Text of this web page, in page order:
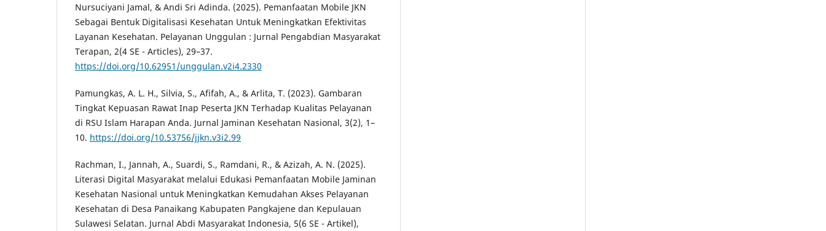
Nursuciyani Jamal, & Andi Sri Adinda. (2025). Pemanfaatan Mobile JKN
Sebagai Bentuk Digitalisasi Kesehatan Untuk Meningkatkan Efektivitas
Layanan Kesehatan. Pelayanan Unggulan : Jurnal Pengabdian Masyarakat
Terapan, 2(4 SE - Articles), 29–37.
https://doi.org/10.62951/unggulan.v2i4.2330
Pamungkas, A. L. H., Silvia, S., Afifah, A., & Arlita, T. (2023). Gambaran
Tingkat Kepuasan Rawat Inap Peserta JKN Terhadap Kualitas Pelayanan
di RSU Islam Harapan Anda. Jurnal Jaminan Kesehatan Nasional, 3(2), 1–
10. https://doi.org/10.53756/jjkn.v3i2.99
Rachman, I., Jannah, A., Suardi, S., Ramdani, R., & Azizah, A. N. (2025).
Literasi Digital Masyarakat melalui Edukasi Pemanfaatan Mobile Jaminan
Kesehatan Nasional untuk Meningkatkan Kemudahan Akses Pelayanan
Kesehatan di Desa Panaikang Kabupaten Pangkajene dan Kepulauan
Sulawesi Selatan. Jurnal Abdi Masyarakat Indonesia, 5(6 SE - Artikel),